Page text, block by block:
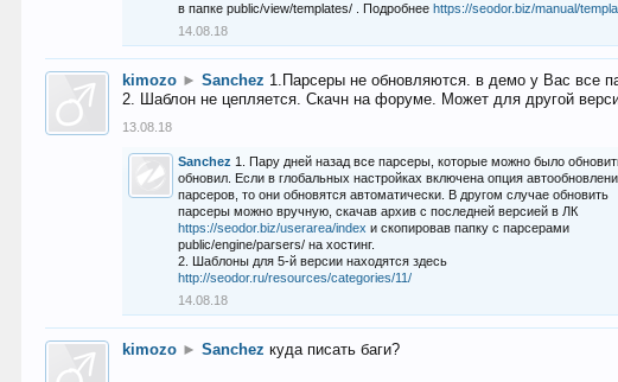
в папке public/view/templates/ . Подробнееhttps://seodor.biz/manual/
14.08.18
kimozo ► Sanchez 1.Парсеры не обновляются. в демо у Вас все
2. Шаблон не цепляется. Скачн на форуме. Может для другой
13.08.18
Sanchez 1. Пару дней назад все парсеры, которые можно было
обновил. Если в глобальных настройках включена опция
парсеров, то они обновятся автоматически. В другом случае обновить
парсеры можно вручную, скачав архив с последней версией в ЛК
https://seodor.biz/userarea/index и скопировав папку с парсерами
public/engine/parsers/ на хостинг.
2. Шаблоны для 5-й версии находятся здесь
http://seodor.ru/resources/categories/11/
14.08.18
kimozo ► Sanchez куда писать баги?